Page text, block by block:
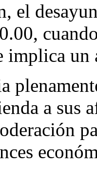
el
implica un
a sus